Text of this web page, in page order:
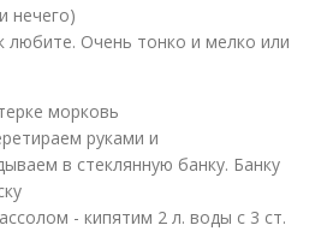
нечего)
любите. Очень тонко и мелко или
морковь
руками и
в стеклянную банку. Банку
- кипятим 2 л. воды с 3 ст.